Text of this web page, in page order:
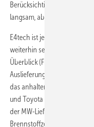
Berücksichtigung dieser
langsam, aber sicher weiter.
E4tech ist jetzt Teil von
weiterhin seinen
Überblick (Fuel Cell Industry
Auslieferungen im Jahr
das anhaltende, aber
und Toyota angeführt
der MW-Lieferungen
Brennstoffzellenbussen und